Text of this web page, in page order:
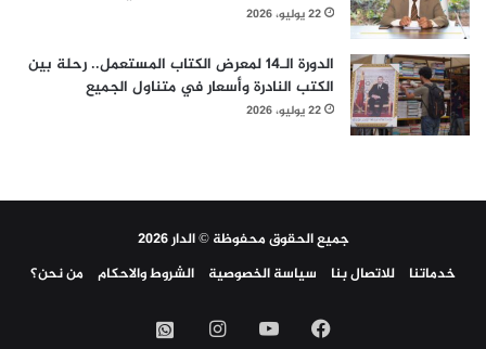
22 يوليو، 2026
الدورة الـ14 لمعرض الكتاب المستعمل.. رحلة بين
الكتب النادرة وأسعار في متناول الجميع
22 يوليو، 2026
جميع الحقوق محفوظة © الدار 2026
خدماتنا
للاتصال بنا سياسة الخصوصية الشروط والاحكام من نحن؟
فيسبوك‫YouTubeانستقرامواتساب